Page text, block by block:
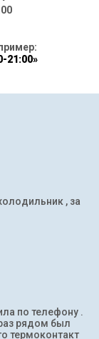
21:00»
, за
по телефону .
рядом был
термоконтакт